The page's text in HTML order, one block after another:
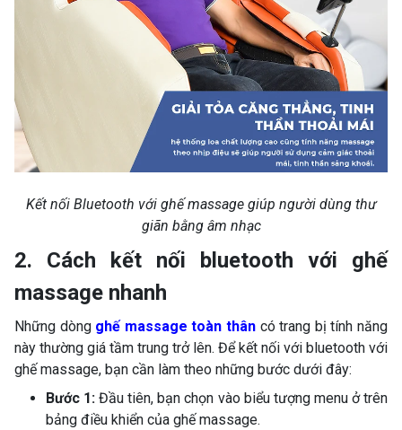
Kết nối Bluetooth với ghế massage giúp người dùng thư
giãn bằng âm nhạc
2. Cách kết nối bluetooth với ghế
massage nhanh
Những dòng ghế massage toàn thân có trang bị tính năng
này thường giá tầm trung trở lên. Để kết nối với bluetooth với
ghế massage, bạn cần làm theo những bước dưới đây:
Bước 1: Đầu tiên, bạn chọn vào biểu tượng menu ở trên
bảng điều khiển của ghế massage.